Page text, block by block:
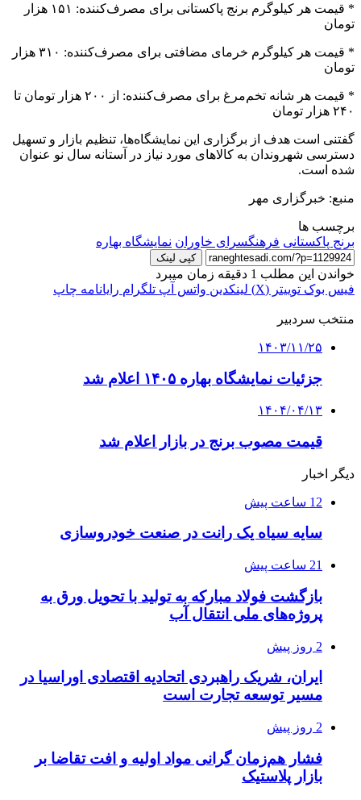
* قیمت هر کیلوگرم برنج پاکستانی برای مصرف‌کننده: ۱۵۱ هزار
تومان
* قیمت هر کیلوگرم خرمای مضافتی برای مصرف‌کننده: ۳۱۰ هزار
تومان
* قیمت هر شانه تخم‌مرغ برای مصرف‌کننده: از ۲۰۰ هزار تومان تا
۲۴۰ هزار تومان
گفتنی است هدف از برگزاری این نمایشگاه‌ها، تنظیم بازار و تسهیل
دسترسی شهروندان به کالاهای مورد نیاز در آستانه سال نو عنوان
شده است.
منبع: خبرگزاری مهر
برچسب ها
برنج پاکستانی فرهنگسرای خاوران نمایشگاه بهاره
کپی لینک
خواندن این مطلب 1 دقیقه زمان میبرد
فیس بوک توییتر (X) لینکدین واتس آپ تلگرام رایانامه چاپ
منتخب سردبیر
۱۴۰۳/۱۱/۲۵
جزئیات نمایشگاه بهاره ۱۴۰۵ اعلام شد
۱۴۰۴/۰۴/۱۳
قیمت مصوب برنج در بازار اعلام شد
دیگر اخبار
12 ساعت پیش
سایه سیاه یک رانت در صنعت خودروسازی
21 ساعت پیش
بازگشت فولاد مبارکه به تولید با تحویل ورق به
پروژه‌های ملی انتقال آب
2 روز پیش
ایران، شریک راهبردی اتحادیه اقتصادی اوراسیا در
مسیر توسعه تجارت است
2 روز پیش
فشار هم‌زمان گرانی مواد اولیه و افت تقاضا بر
بازار پلاستیک